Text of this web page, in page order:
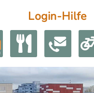
Login-Hilfe